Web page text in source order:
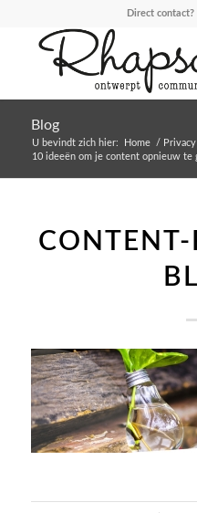
Direct contact?
Blog
U bevindt zich hier: Home /
10 ideeën om je content opnieuw te
CONTENT-